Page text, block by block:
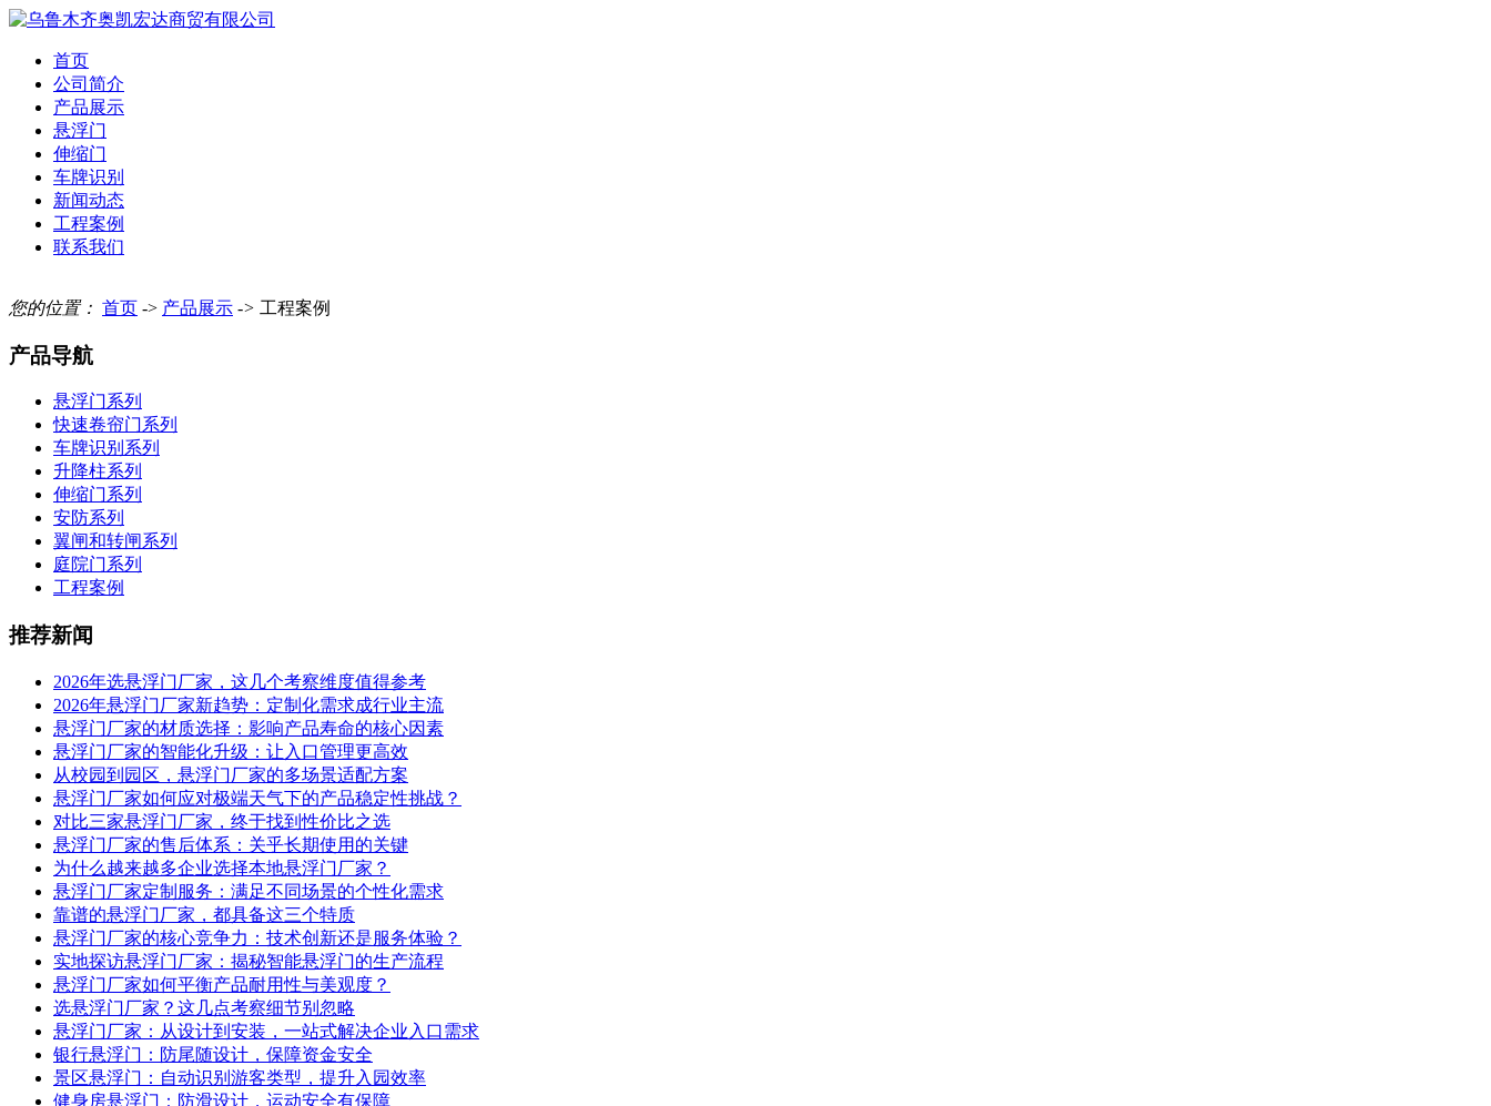
首页
公司简介
产品展示
悬浮门
伸缩门
车牌识别
新闻动态
工程案例
联系我们
您的位置： 首页 -> 产品展示 -> 工程案例
产品导航
悬浮门系列
快速卷帘门系列
车牌识别系列
升降柱系列
伸缩门系列
安防系列
翼闸和转闸系列
庭院门系列
工程案例
推荐新闻
2026年选悬浮门厂家，这几个考察维度值得参考
2026年悬浮门厂家新趋势：定制化需求成行业主流
悬浮门厂家的材质选择：影响产品寿命的核心因素
悬浮门厂家的智能化升级：让入口管理更高效
从校园到园区，悬浮门厂家的多场景适配方案
悬浮门厂家如何应对极端天气下的产品稳定性挑战？
对比三家悬浮门厂家，终于找到性价比之选
悬浮门厂家的售后体系：关乎长期使用的关键
为什么越来越多企业选择本地悬浮门厂家？
悬浮门厂家定制服务：满足不同场景的个性化需求
靠谱的悬浮门厂家，都具备这三个特质
悬浮门厂家的核心竞争力：技术创新还是服务体验？
实地探访悬浮门厂家：揭秘智能悬浮门的生产流程
悬浮门厂家如何平衡产品耐用性与美观度？
选悬浮门厂家？这几点考察细节别忽略
悬浮门厂家：从设计到安装，一站式解决企业入口需求
银行悬浮门：防尾随设计，保障资金安全
景区悬浮门：自动识别游客类型，提升入园效率
健身房悬浮门：防滑设计，运动安全有保障